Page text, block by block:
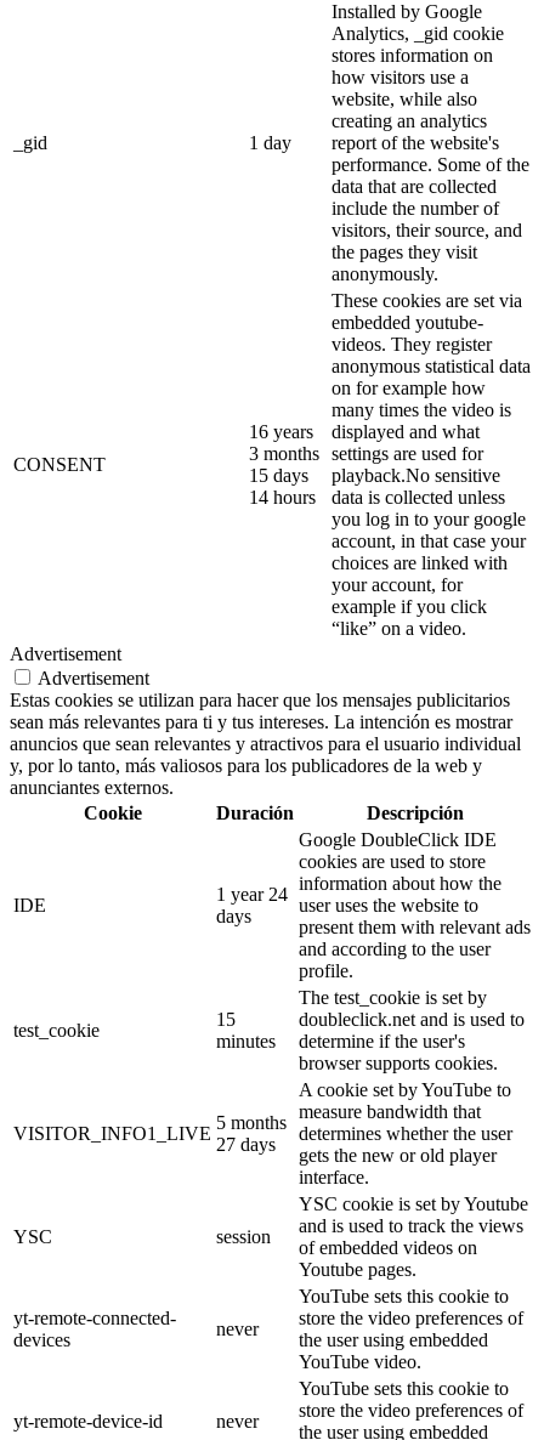
_gid 1 day
Installed by Google
Analytics, _gid cookie
stores information on
how visitors use a
website, while also
creating an analytics
report of the website's
performance. Some of the
data that are collected
include the number of
visitors, their source, and
the pages they visit
anonymously.
CONSENT
16 years
3 months
15 days
14 hours
These cookies are set via
embedded youtube-
videos. They register
anonymous statistical data
on for example how
many times the video is
displayed and what
settings are used for
playback.No sensitive
data is collected unless
you log in to your google
account, in that case your
choices are linked with
your account, for
example if you click
“like” on a video.
Advertisement
Advertisement
Estas cookies se utilizan para hacer que los mensajes publicitarios
sean más relevantes para ti y tus intereses. La intención es mostrar
anuncios que sean relevantes y atractivos para el usuario individual
y, por lo tanto, más valiosos para los publicadores de la web y
anunciantes externos.
Cookie
Duración Descripción
IDE
1 year 24
days
Google DoubleClick IDE
cookies are used to store
information about how the
user uses the website to
present them with relevant ads
and according to the user
profile.
test_cookie
15
minutes
The test_cookie is set by
doubleclick.net and is used to
determine if the user's
browser supports cookies.
VISITOR_INFO1_LIVE
5 months
27 days
A cookie set by YouTube to
measure bandwidth that
determines whether the user
gets the new or old player
interface.
YSC session
YSC cookie is set by Youtube
and is used to track the views
of embedded videos on
Youtube pages.
yt-remote-connected-
devices
never
YouTube sets this cookie to
store the video preferences of
the user using embedded
YouTube video.
yt-remote-device-id never
YouTube sets this cookie to
store the video preferences of
the user using embedded